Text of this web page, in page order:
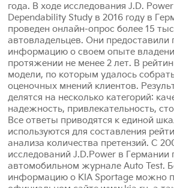
года. В ходе исследования J.D.
Dependability Study в 2016 году в
проведен онлайн-опрос более 15
автовладельцев. Они предоставили
информацию о своем опыте
протяжении не менее 2 лет. В
модели, по которым удалось
оценочных мнений клиентов.
делятся на несколько категорий:
надежность, привлекательность,
Все ответы приводятся к единой
используются для составления
анализа количества претензий. С
исследований J.D.Power в Германии
автомобильном журнале Auto Test.
информацию о KIA Sportage можно